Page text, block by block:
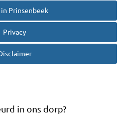
in Prinsenbeek
Privacy
in ons dorp?